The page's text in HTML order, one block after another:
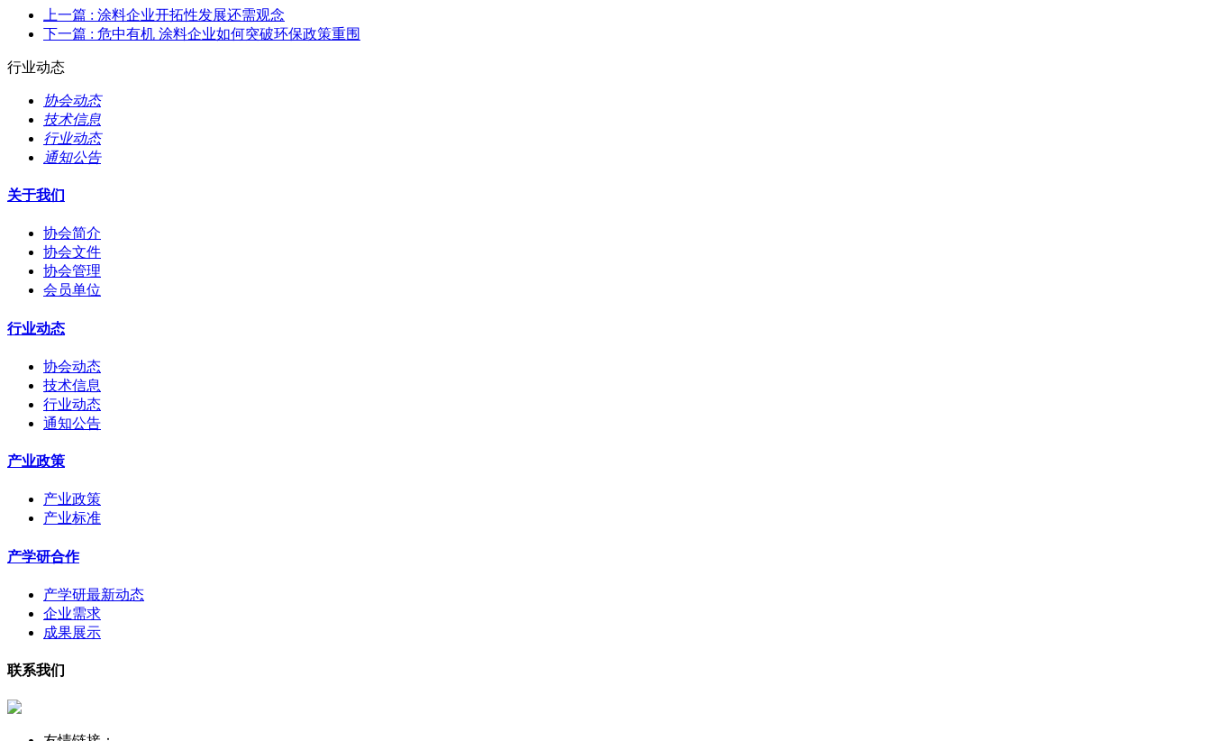
上一篇 : 涂料企业开拓性发展还需观念
下一篇 : 危中有机 涂料企业如何突破环保政策重围
行业动态
协会动态
技术信息
行业动态
通知公告
关于我们
协会简介
协会文件
协会管理
会员单位
行业动态
协会动态
技术信息
行业动态
通知公告
产业政策
产业政策
产业标准
产学研合作
产学研最新动态
企业需求
成果展示
联系我们